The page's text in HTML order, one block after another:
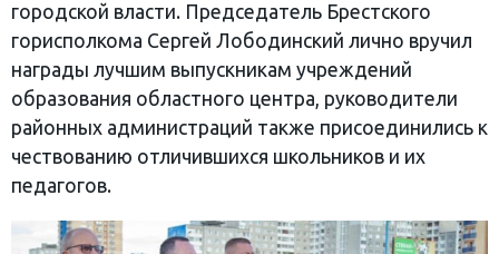
городской власти. Председатель Брестского
горисполкома Сергей Лободинский лично вручил
награды лучшим выпускникам учреждений
образования областного центра, руководители
районных администраций также присоединились к
чествованию отличившихся школьников и их
педагогов.